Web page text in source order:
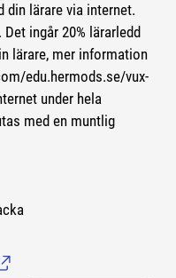
din lärare via internet.
ingår 20% lärarledd
lärare, mer information
edu.hermods.se/vux-
under hela
med en muntlig
till extern sida.)